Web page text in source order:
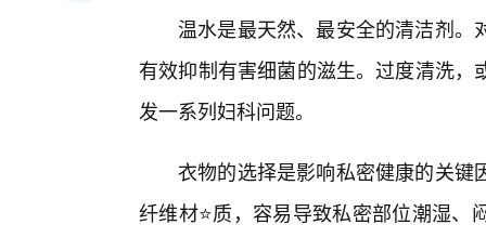
温水是最天然、最安全的清洁剂。
有效抑制有害细菌的滋生。过度清洗
发一系列妇科问题。
衣物的选择是影响私密健康的关键
纤维材⭐质，容易导致私密部位潮湿